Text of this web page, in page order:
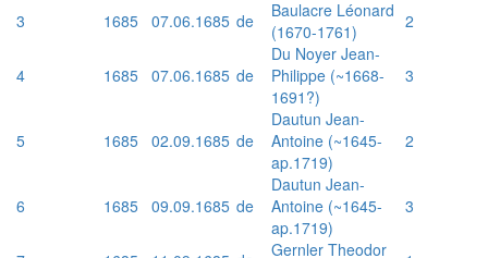
3
1685 07.06.1685 de
Baulacre Léonard
(1670-1761)
2
4 1685 07.06.1685 de
Du Noyer Jean-
Philippe (~1668-
1691?)
3
5 1685 02.09.1685 de
Dautun Jean-
Antoine (~1645-
ap.1719)
2
6 1685 09.09.1685 de
Dautun Jean-
Antoine (~1645-
ap.1719)
3
Gernler Theodor